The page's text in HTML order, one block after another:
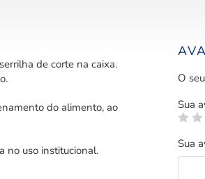
de corte na caixa.
do alimento, ao
no uso institucional.
O
Sua
Sua